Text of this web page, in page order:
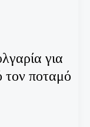
για
τον ποταμό